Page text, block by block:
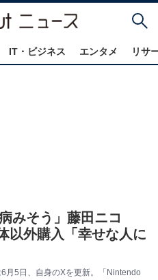
IT・ビジネス エンタメ リサ
みそう」藤田ニコ
以外購入「幸せな人に
月5日、自身のXを更新。「Nintendo